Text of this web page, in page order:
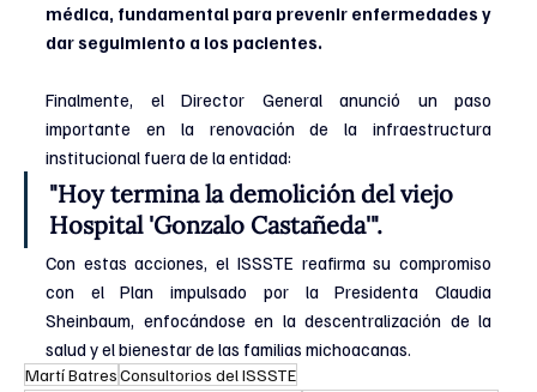
médica, fundamental para prevenir enfermedades y
dar seguimiento a los pacientes.
Finalmente, el Director General anunció un paso
importante en la renovación de la infraestructura
institucional fuera de la entidad:
"Hoy termina la demolición del viejo
Hospital 'Gonzalo Castañeda'".
Con estas acciones, el ISSSTE reafirma su compromiso
con el Plan impulsado por la Presidenta Claudia
Sheinbaum, enfocándose en la descentralización de la
salud y el bienestar de las familias michoacanas.
Martí BatresConsultorios del ISSSTE